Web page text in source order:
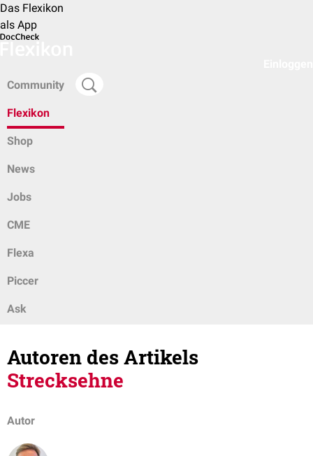
Das Flexikon
als App
Community
Flexikon
Shop
News
Jobs
CME
Flexa
Piccer
Ask
Autoren des Artikels
Strecksehne
Autor